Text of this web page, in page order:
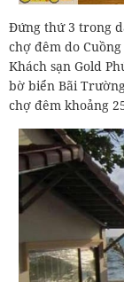
Đứng thứ 3 trong
chợ đêm do
Khách sạn Gold
bờ biển Bãi
chợ đêm khoảng